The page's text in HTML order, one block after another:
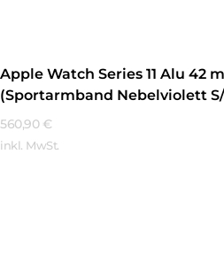
Apple Watch Series 11 Alu 42
(Sportarmband Nebelviolett
560,90 €
inkl. MwSt.